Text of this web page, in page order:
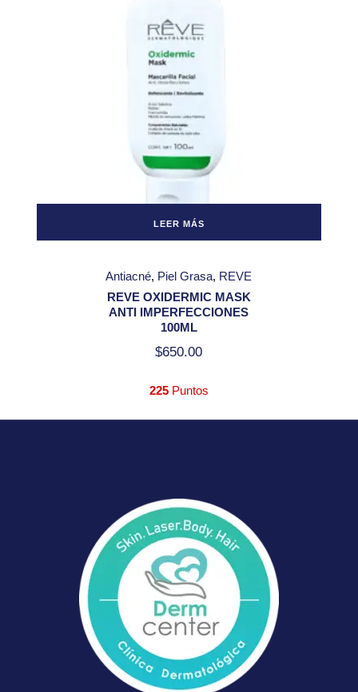
LEER MÁS
Antiacné Piel Grasa REVE
REVE OXIDERMIC MASK
ANTI IMPERFECCIONES
100ML
$650.00
225Puntos